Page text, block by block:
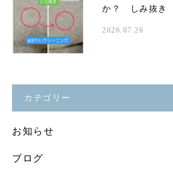
か？ しみ抜き
2026.07.26
カテゴリー
お知らせ
ブログ